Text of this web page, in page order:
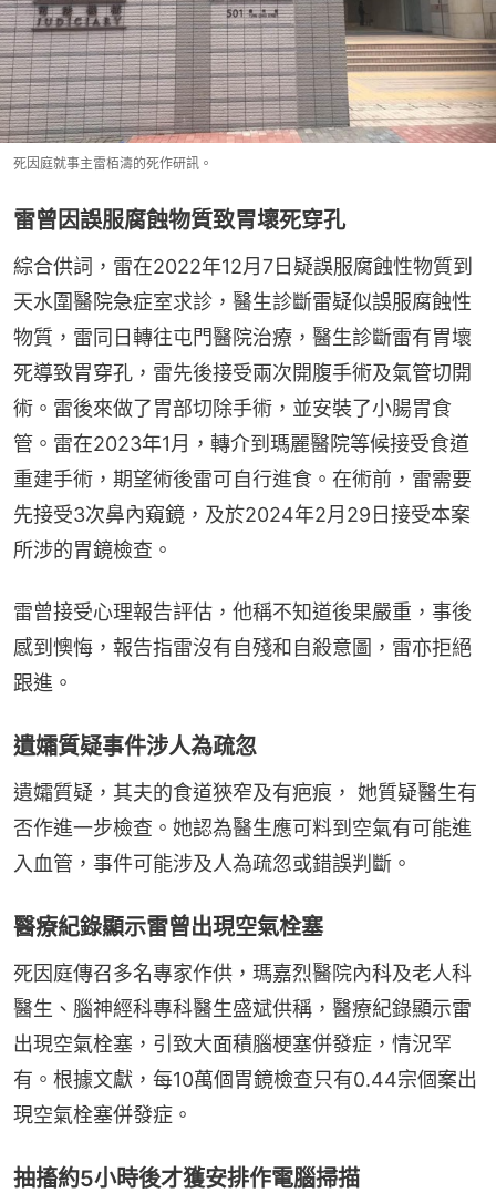
死因庭就事主雷栢濤的死作研訊。
雷曾因誤服腐蝕物質致胃壞死穿孔
綜合供詞，雷在2022年12月7日疑誤服腐蝕性物質到
天水圍醫院急症室求診，醫生診斷雷疑似誤服腐蝕性
物質，雷同日轉往屯門醫院治療，醫生診斷雷有胃壞
死導致胃穿孔，雷先後接受兩次開腹手術及氣管切開
術。雷後來做了胃部切除手術，並安裝了小腸胃食
管。雷在2023年1月，轉介到瑪麗醫院等候接受食道
重建手術，期望術後雷可自行進食。在術前，雷需要
先接受3次鼻內窺鏡，及於2024年2月29日接受本案
所涉的胃鏡檢查。
雷曾接受心理報告評估，他稱不知道後果嚴重，事後
感到懊悔，報告指雷沒有自殘和自殺意圖，雷亦拒絕
跟進。
遺孀質疑事件涉人為疏忽
遺孀質疑，其夫的食道狹窄及有疤痕， 她質疑醫生有
否作進一步檢查。她認為醫生應可料到空氣有可能進
入血管，事件可能涉及人為疏忽或錯誤判斷。
醫療紀錄顯示雷曾出現空氣栓塞
死因庭傳召多名專家作供，瑪嘉烈醫院內科及老人科
醫生、腦神經科專科醫生盛斌供稱，醫療紀錄顯示雷
出現空氣栓塞，引致大面積腦梗塞併發症，情況罕
有。根據文獻，每10萬個胃鏡檢查只有0.44宗個案出
現空氣栓塞併發症。
抽搐約5小時後才獲安排作電腦掃描